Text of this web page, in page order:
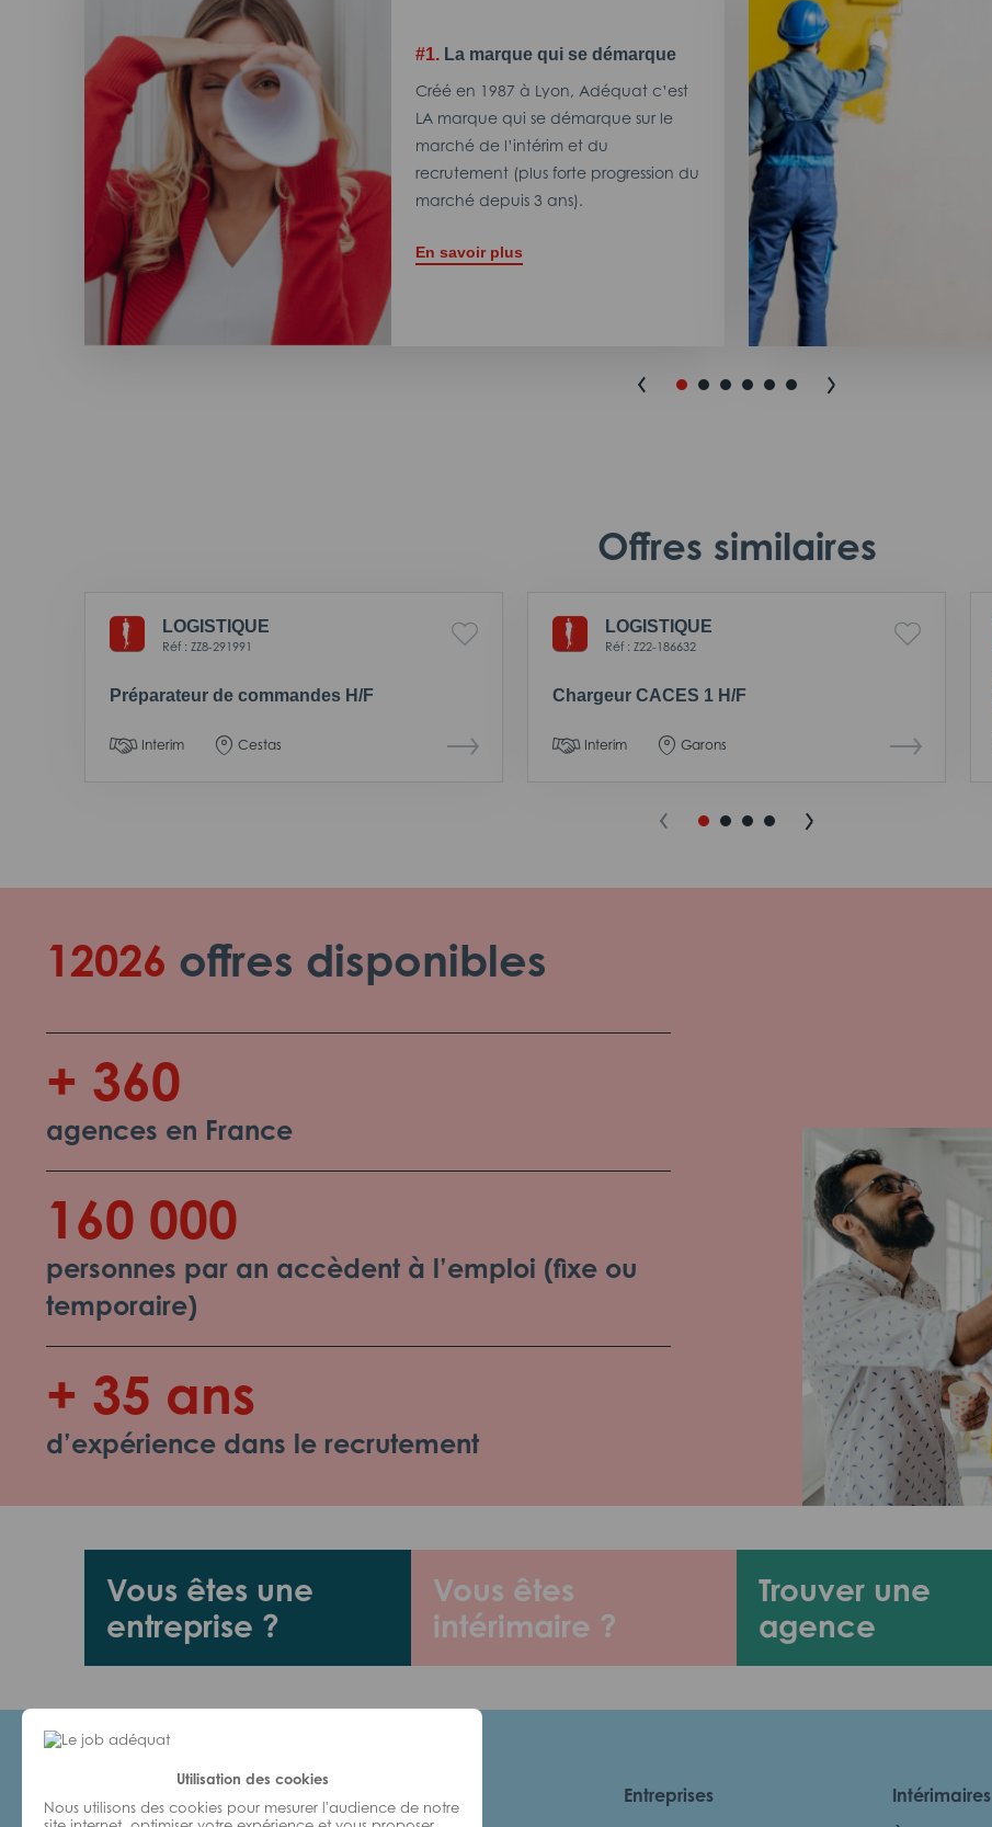
Utilisation des cookies
Nous utilisons des cookies pour mesurer l'audience de notre
#1. La marque qui se démarque
Créé en 1987 à Lyon, Adéquat c’est
LA marque qui se démarque sur le
marché de l’intérim et du
recrutement (plus forte progression du
marché depuis 3 ans).
En savoir plus
Offres similaires
LOGISTIQUE
Réf : ZZ8-291991
Préparateur de commandes H/F
Interim Cestas
LOGISTIQUE
Réf : Z22-186632
Chargeur CACES 1 H/F
Interim Garons
12026 offres disponibles
+ 360
agences en France
160 000
personnes par an accèdent à l’emploi (fixe ou
temporaire)
+ 35 ans
d’expérience dans le recrutement
Vous êtes une
entreprise ?
Vous êtes
intérimaire ?
Trouver une
agence
Entreprises
Intérimaires